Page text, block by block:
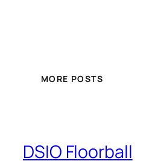
MORE POSTS
DSIO Floorball